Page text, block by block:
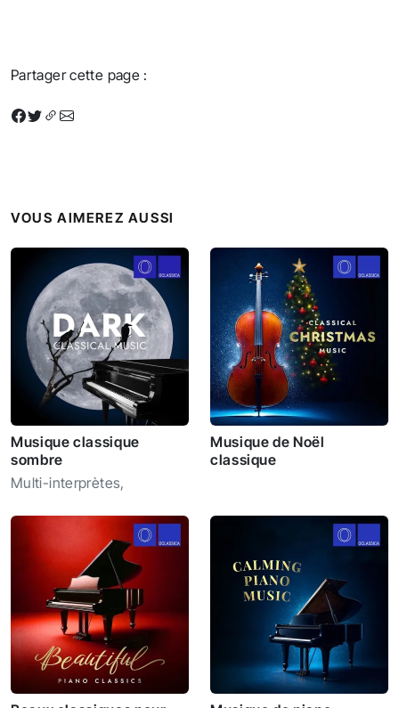
Partager cette page :
VOUS AIMEREZ AUSSI
Musique classique
sombre
Multi-interprètes,
Musique de Noël
classique